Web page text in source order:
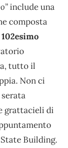
include una
composta
102esimo
tutto il
Non ci
grattacieli di
Building.